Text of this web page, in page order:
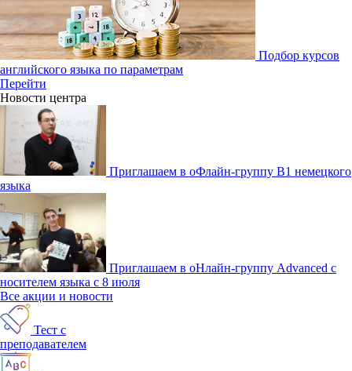
Подбор курсов
английского языка по параметрам
Перейти
Новости центра
Приглашаем в оФлайн-группу В1 немецкого
языка
Приглашаем в оНлайн-группу Advanced с
носителем языка с 8 июля
Все акции и новости
Тест с
преподавателем